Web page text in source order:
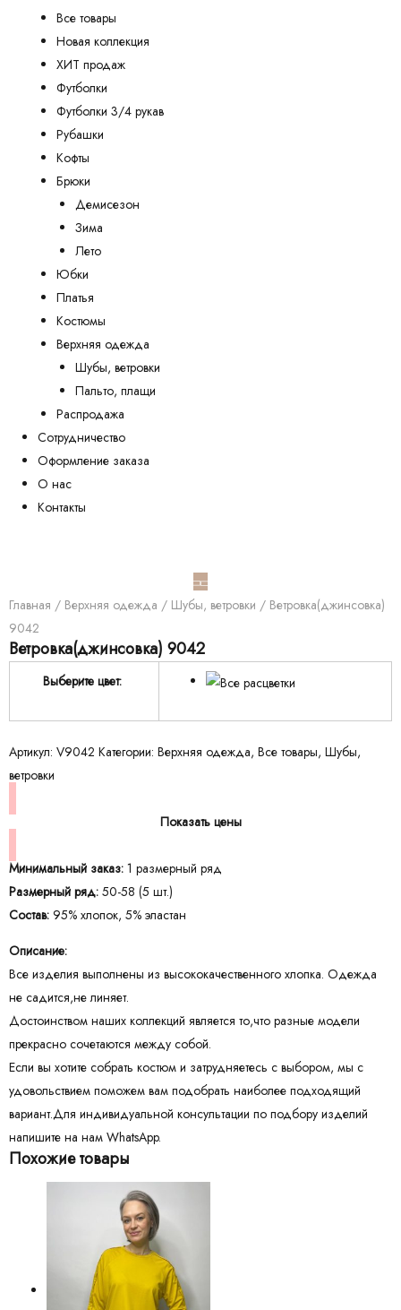
Все товары
Новая коллекция
ХИТ продаж
Футболки
Футболки 3/4 рукав
Рубашки
Кофты
Брюки
Демисезон
Зима
Лето
Юбки
Платья
Костюмы
Верхняя одежда
Шубы, ветровки
Пальто, плащи
Распродажа
Сотрудничество
Оформление заказа
О нас
Контакты
Главная / Верхняя одежда / Шубы, ветровки / Ветровка(джинсовка)
9042
Ветровка(джинсовка) 9042
Выберите цвет:
Артикул: V9042 Категории: Верхняя одежда, Все товары, Шубы,
ветровки
Показать цены
Минимальный заказ: 1 размерный ряд
Размерный ряд: 50-58 (5 шт.)
Состав: 95% хлопок, 5% эластан
Описание:
Все изделия выполнены из высококачественного хлопка. Одежда
не садится,не линяет.
Достоинством наших коллекций является то,что разные модели
прекрасно сочетаются между собой.
Если вы хотите собрать костюм и затрудняетесь с выбором, мы с
удовольствием поможем вам подобрать наиболее подходящий
вариант.Для индивидуальной консультации по подбору изделий
напишите на нам WhatsApp.
Похожие товары